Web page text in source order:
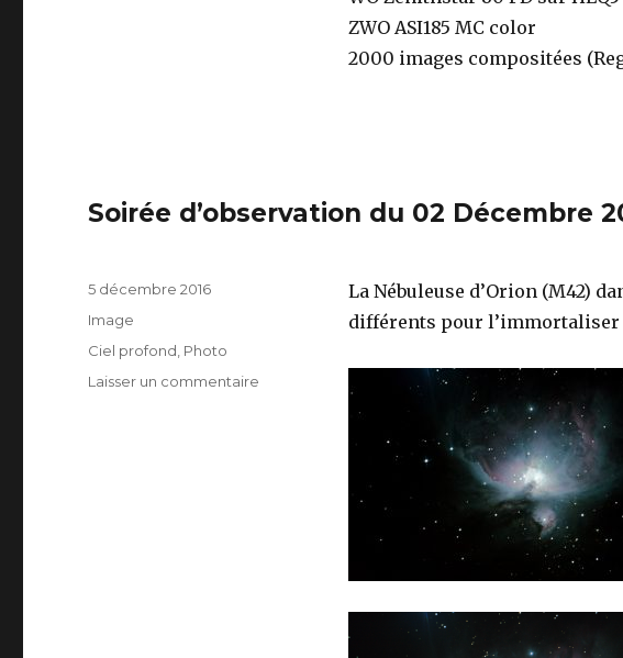
ZWO ASI185 MC color
2000 images compositées
Soirée d’observation du 02 Décembre
La Nébuleuse d’Orion (M42)
différents pour l’immortaliser
Publié
5 décembre 2016
Format
Image
Catégories
Ciel profond Photo
Laisser un commentaire